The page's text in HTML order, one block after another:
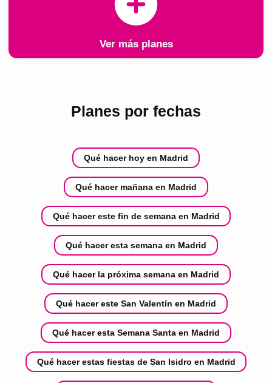
Ver más planes
Planes por fechas
Qué hacer hoy en Madrid
Qué hacer mañana en Madrid
Qué hacer este fin de semana en Madrid
Qué hacer esta semana en Madrid
Qué hacer la próxima semana en Madrid
Qué hacer este San Valentín en Madrid
Qué hacer esta Semana Santa en Madrid
Qué hacer estas fiestas de San Isidro en Madrid